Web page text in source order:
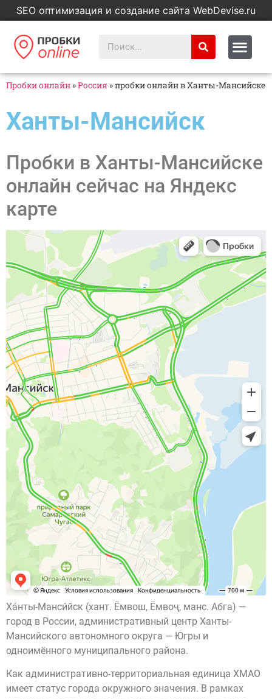
SEO оптимизация и создание сайта WebDevise.ru
Пробки онлайн »Россия »пробки онлайн в Ханты-Мансийске
Ханты-Мансийск
Пробки в Ханты-Мансийске
онлайн сейчас на Яндекс
карте
Ха́нты-Манси́йск (хант. Ёмвош, Ёмвоҷ, манс. Абга) —
город в России, административный центр Ханты-
Мансийского автономного округа — Югры и
одноимённого муниципального района.
Как административно-территориальная единица ХМАО
имеет статус города окружного значения. В рамках